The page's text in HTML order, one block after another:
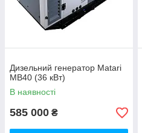
Дизельний генератор Matari
MB40 (36 кВт)
В наявності
585 000 ₴